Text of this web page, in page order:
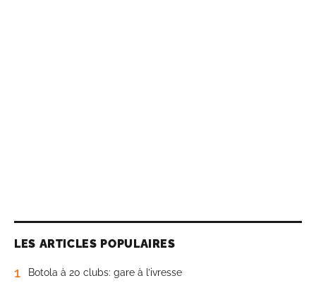
LES ARTICLES POPULAIRES
1 Botola à 20 clubs: gare à l’ivresse